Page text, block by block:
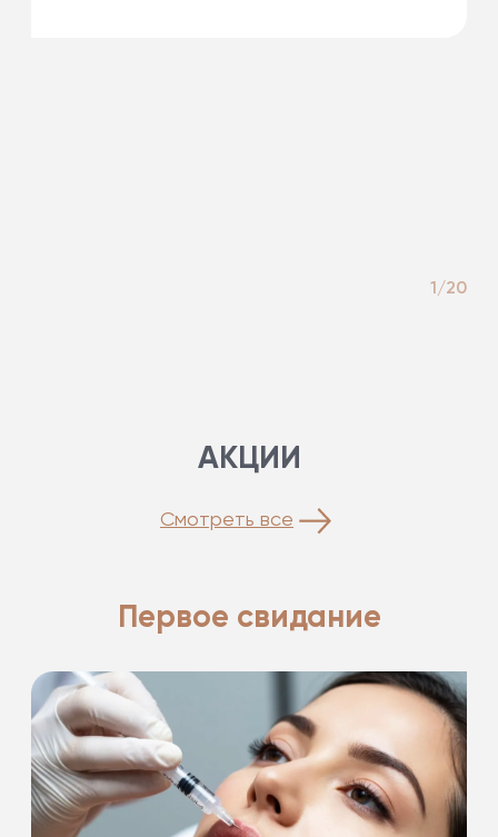
1/20
АКЦИИ
Смотреть все
Первое свидание
Подарки на первое свидание!
-20%